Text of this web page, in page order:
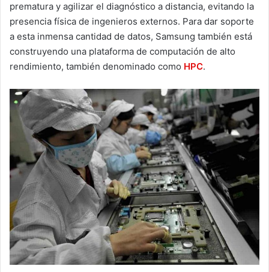
prematura y agilizar el diagnóstico a distancia, evitando la
presencia física de ingenieros externos. Para dar soporte
a esta inmensa cantidad de datos, Samsung también está
construyendo una plataforma de computación de alto
rendimiento, también denominado como HPC.